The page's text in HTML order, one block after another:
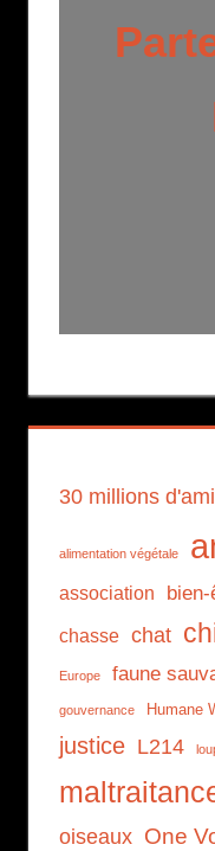
30 millions
alimentation végétale
association
chasse chat
Europe faune
gouvernance Humane
justice L214
oiseaux One